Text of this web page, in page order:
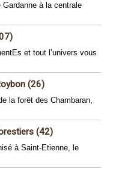
à la centrale
et tout l’univers vous
(26)
la forêt des Chambaran,
(42)
à Saint-Etienne, le